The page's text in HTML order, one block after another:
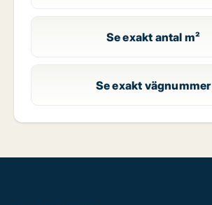
Se exakt antal m²
Se exakt vägnummer